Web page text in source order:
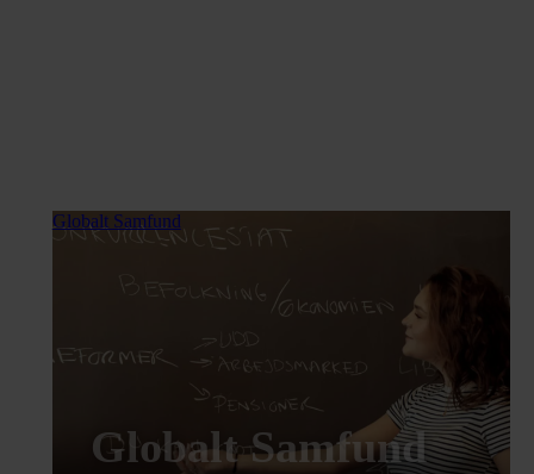
Globalt Samfund
Globalt Samfund